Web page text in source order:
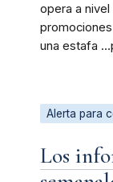
opera a
una estafa
Alerta para
Los